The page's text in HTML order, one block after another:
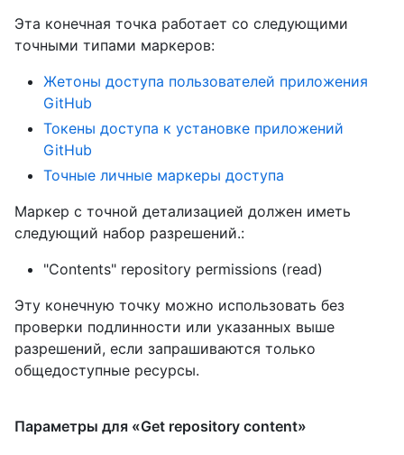
Эта конечная точка работает со следующими
точными типами маркеров:
Жетоны доступа пользователей приложения
GitHub
Токены доступа к установке приложений
GitHub
Точные личные маркеры доступа
Маркер с точной детализацией должен иметь
следующий набор разрешений.:
"Contents" repository permissions (read)
Эту конечную точку можно использовать без
проверки подлинности или указанных выше
разрешений, если запрашиваются только
общедоступные ресурсы.
Параметры для «Get repository content»